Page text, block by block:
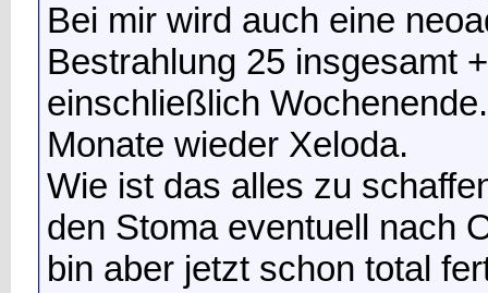
Bei mir wird auch eine
Bestrahlung 25 insgesamt
einschließlich
Monate wieder Xeloda.
Wie ist das alles zu
den Stoma eventuell nach
bin aber jetzt schon total